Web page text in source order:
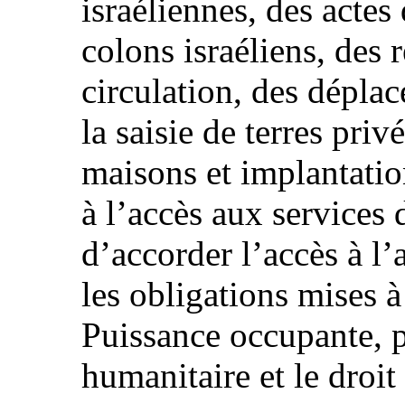
israéliennes, des
colons israéliens, des
circulation, des
la saisie de terres
maisons et
à l’accès aux services
d’accorder l’accès à
les obligations mises
Puissance
humanitaire et le